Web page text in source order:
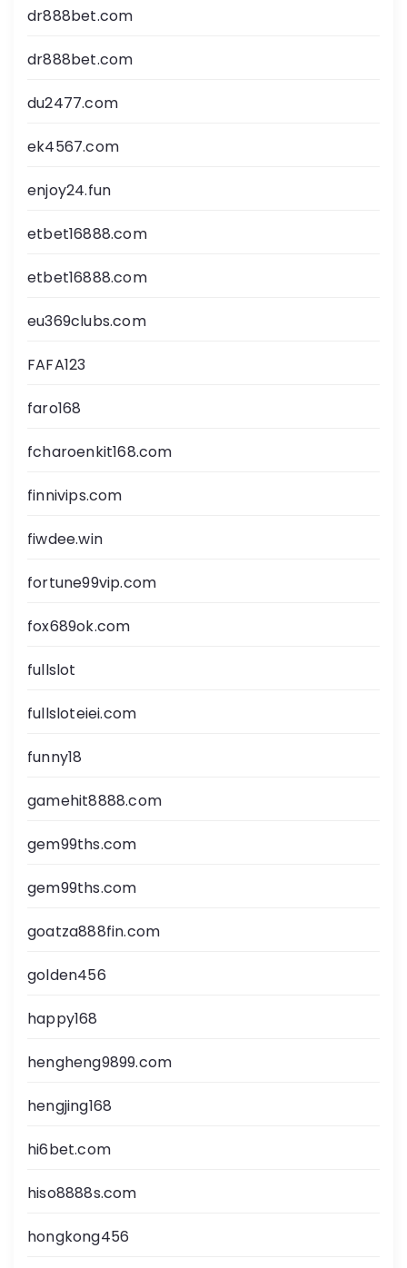
dr888bet.com
dr888bet.com
du2477.com
ek4567.com
enjoy24.fun
etbet16888.com
etbet16888.com
eu369clubs.com
FAFA123
faro168
fcharoenkit168.com
finnivips.com
fiwdee.win
fortune99vip.com
fox689ok.com
fullslot
fullsloteiei.com
funny18
gamehit8888.com
gem99ths.com
gem99ths.com
goatza888fin.com
golden456
happy168
hengheng9899.com
hengjing168
hi6bet.com
hiso8888s.com
hongkong456